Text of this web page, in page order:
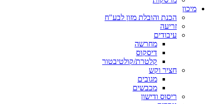
מיכון
הכנת והובלת מזון לבע"ח
זריעה
עיבודים
מחרשה
דיסקוס
קלטרת/קולטיבטור
חציר וקש
מגובים
מכבשים
ריסוס ודישון